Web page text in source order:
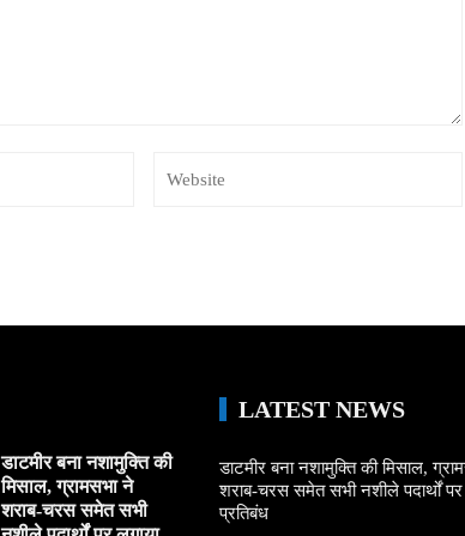
डाटमीर बना नशामुक्ति की
मिसाल, ग्रामसभा ने
शराब-चरस समेत सभी
LATEST NEWS
डाटमीर बना नशामुक्ति की मिसाल,
शराब-चरस समेत सभी नशीले पदार्थों पर
प्रतिबंध